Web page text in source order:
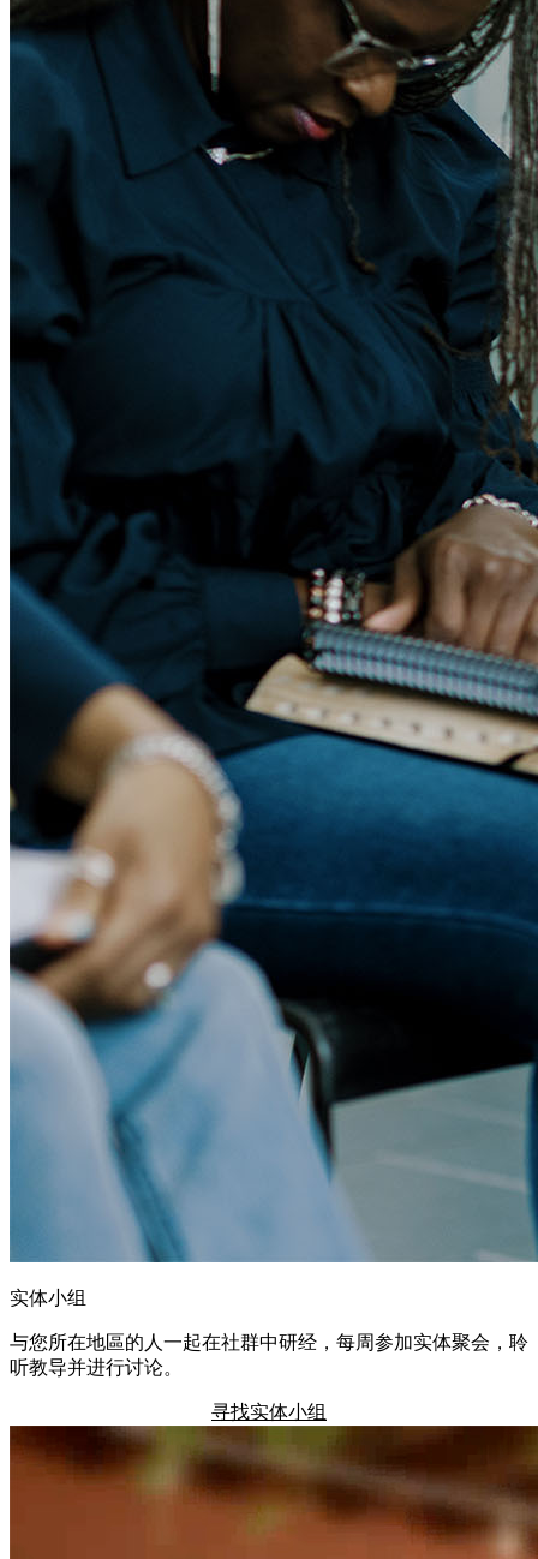
实体小组
与您所在地區的人一起在社群中研经，每周参加实体聚会，聆
听教导并进行讨论。
寻找实体小组